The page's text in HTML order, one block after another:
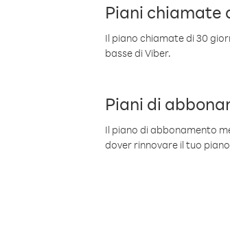
Piani chiamate
Il piano chiamate di 30
basse di Viber.
Piani di
Il piano di abbonamento
dover rinnovare il tuo